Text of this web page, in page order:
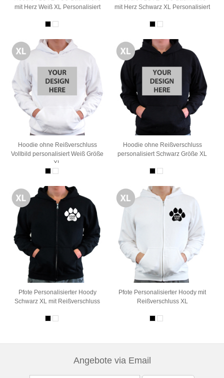
mit Herz Weiß XL Personalisiert
mit Herz Schwarz XL Personalisiert
Hoodie ohne Reißverschluss
Vollbild personalisiert Weiß Größe
XL
Hoodie ohne Reißverschluss
personalisiert Schwarz Größe XL
Pfote Personalisierter Hoody
Schwarz XL mit Reißverschluss
Pfote Personalisierter Hoody mit
Reißverschluss XL
Angebote via Email